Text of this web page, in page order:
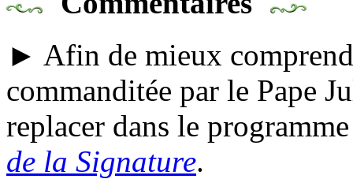
► Afin de mieux
commanditée par le Pape
replacer dans le
de la Signature.